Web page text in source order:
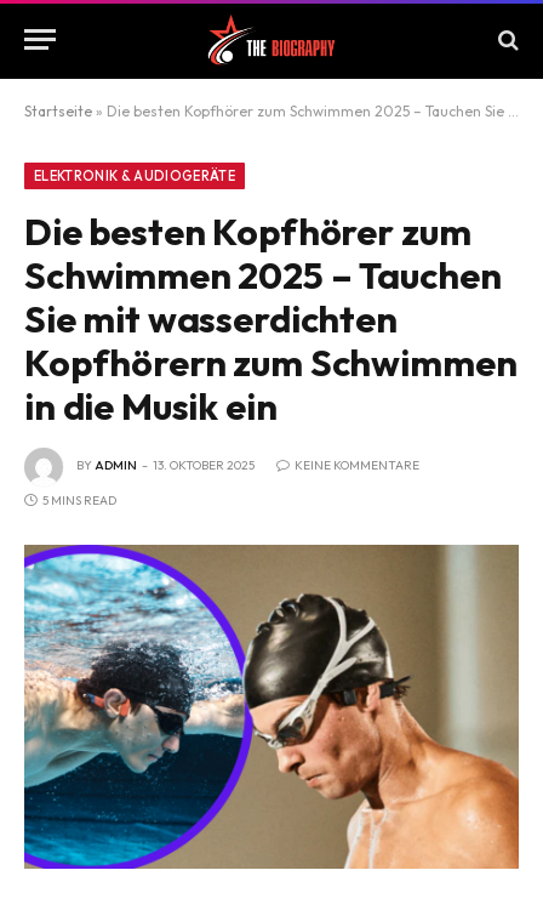
Startseite » Die besten Kopfhörer zum Schwimmen 2025 – Tauchen Sie mit wasserdichten Kopfhörern zum Schwimmen in die Musik ein
ELEKTRONIK & AUDIOGERÄTE
Die besten Kopfhörer zum
Schwimmen 2025 – Tauchen
Sie mit wasserdichten
Kopfhörern zum Schwimmen
in die Musik ein
BYADMIN 13. OKTOBER 2025 KEINE KOMMENTARE
5 MINS READ